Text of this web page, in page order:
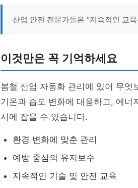
산업 안전 전문가들은 "지속적인 교
이것만은 꼭 기억하세요
봄철 산업 자동화 관리에 있어 무엇
기온과 습도 변화에 대응하고, 에너
시에 잡을 수 있습니다.
환경 변화에 맞춘 관리
예방 중심의 유지보수
지속적인 기술 및 안전 교육